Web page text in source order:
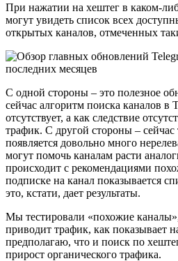
При нажатии на хештег в каком-
могут увидеть список всех
открытых каналов, отмеченных
С одной стороны – это полезное
сейчас алгоритм поиска каналов в
отсутствует, а как следствие
трафик. С другой стороны –
появляется довольно много
могут помочь каналам расти
происходит с рекомендациями
подписке на канал показывается
это, кстати, дает результаты.
Мы тестировали «похожие
приводит трафик, как показывает
предполагаю, что и поиск по
прирост органического трафика.